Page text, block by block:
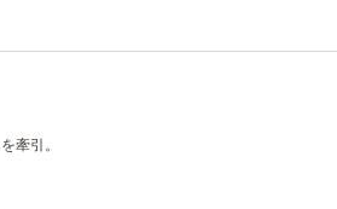
牽引。